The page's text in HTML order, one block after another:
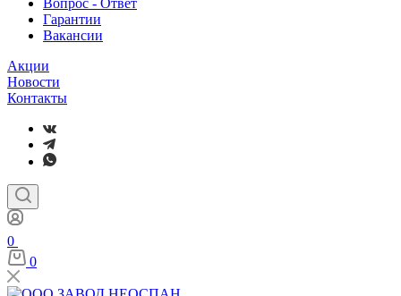
Вопрос - Ответ
Гарантии
Вакансии
Акции
Новости
Контакты
0
0